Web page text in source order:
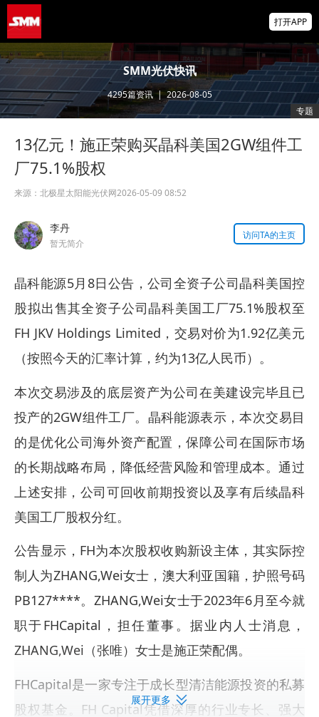
存储芯片股延续跌势，美股盘前SK海力士跌
超5%、闪迪跌超8%，金价升至近两月高位
IMF披露：加纳央行去年买黄金亏损19亿美
元
打开APP
SMM光伏快讯
4295篇资讯| 2026-08-05
专题
13亿元！施正荣购买晶科美国2GW组件工
厂75.1%股权
来源： 北极星太阳能光伏网2026-05-09 08:52
李丹
暂无简介
访问TA的主页
晶科能源5月8日公告，公司全资子公司晶科美国控
股拟出售其全资子公司晶科美国工厂75.1%股权至
FH JKV Holdings Limited，交易对价为1.92亿美元
（按照今天的汇率计算，约为13亿人民币）。
本次交易涉及的底层资产为公司在美建设完毕且已
投产的2GW组件工厂。晶科能源表示，本次交易目
的是优化公司海外资产配置，保障公司在国际市场
的长期战略布局，降低经营风险和管理成本。通过
上述安排，公司可回收前期投资以及享有后续晶科
美国工厂股权分红。
公告显示，FH为本次股权收购新设主体，其实际控
制人为ZHANG,Wei女士，澳大利亚国籍，护照号码
PB127****。ZHANG,Wei女士于2023年6月至今就
职于FHCapital，担任董事。据业内人士消息，
ZHANG,Wei（张唯）女士是施正荣配偶。
FHCapital是一家专注于成长型清洁能源投资的私募
股权基金。FH Capital凭借深厚的行业专长、强大
展开更多